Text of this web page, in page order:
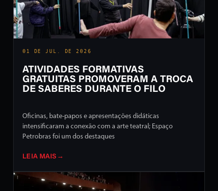
01 DE JUL. DE 2026
ATIVIDADES FORMATIVAS
GRATUITAS PROMOVERAM A TROCA
DE SABERES DURANTE O FILO
Oficinas, bate-papos e apresentações didáticas
intensificaram a conexão com a arte teatral; Espaço
Petrobras foi um dos destaques
LEIA MAIS →